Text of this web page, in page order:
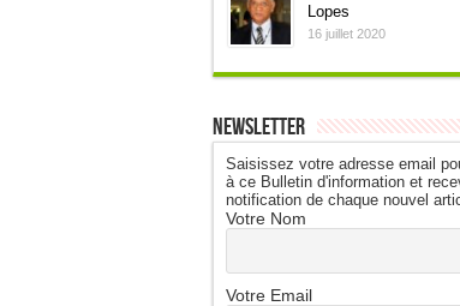
Lopes
16 juillet 2020
Newsletter
Saisissez votre adresse email
à ce Bulletin d'information et
notification de chaque nouvel
Votre Nom
Votre Email